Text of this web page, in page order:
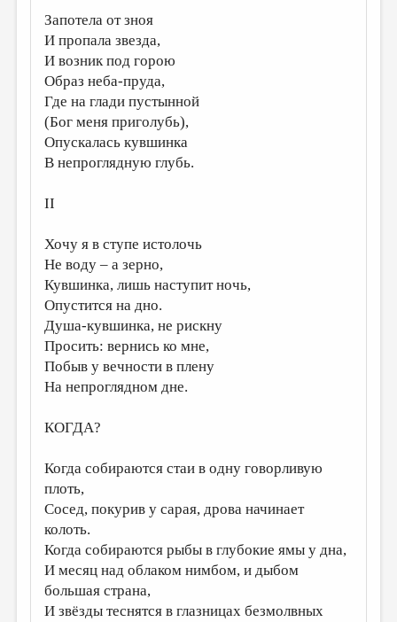
Запотела от зноя
И пропала звезда,
И возник под горою
Образ неба-пруда,
Где на глади пустынной
(Бог меня приголубь),
Опускалась кувшинка
В непроглядную глубь.
II
Хочу я в ступе истолочь
Не воду – а зерно,
Кувшинка, лишь наступит ночь,
Опустится на дно.
Душа-кувшинка, не рискну
Просить: вернись ко мне,
Побыв у вечности в плену
На непроглядном дне.
КОГДА?
Когда собираются стаи в одну говорливую
плоть,
Сосед, покурив у сарая, дрова начинает
колоть.
Когда собираются рыбы в глубокие ямы у дна,
И месяц над облаком нимбом, и дыбом
большая страна,
И звёзды теснятся в глазницах безмолвных